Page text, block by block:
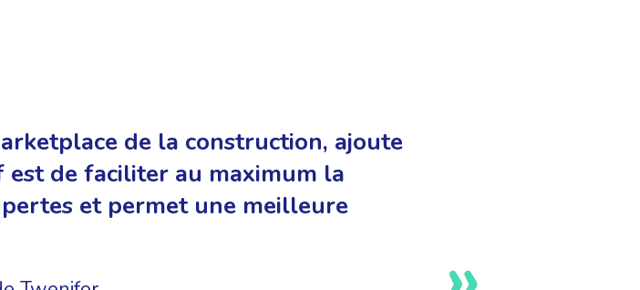
de la construction, ajoute
est de faciliter au maximum la
et permet une meilleure